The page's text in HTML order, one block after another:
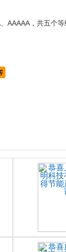
AAAAA，共五个